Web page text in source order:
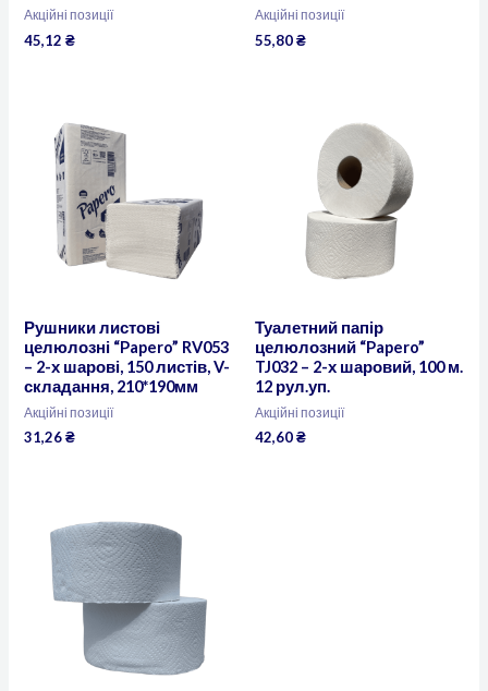
Акційні позиції
45,12₴
Акційні позиції
55,80₴
Рушники листові
целюлозні “Papero” RV053
– 2-х шарові, 150 листів, V-
складання, 210*190мм
Акційні позиції
31,26₴
Туалетний папір
целюлозний “Papero”
TJ032 – 2-х шаровий, 100 м.
12 рул.уп.
Акційні позиції
42,60₴